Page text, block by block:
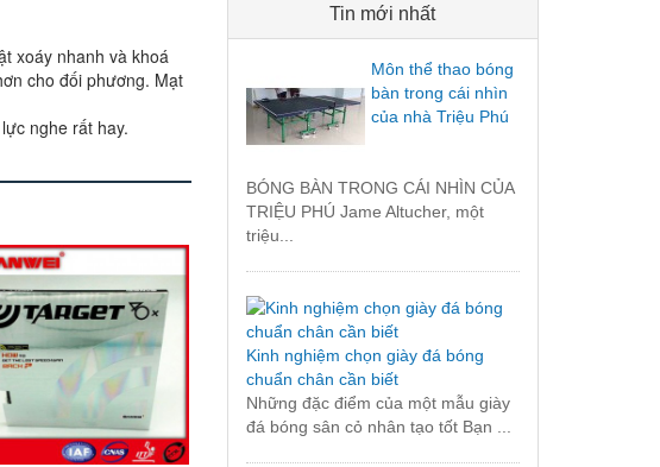
xoáy nhanh và khoá
cho đối phương. Mạt
nghe rất hay.
Tin mới nhất
Môn thể thao bóng
bàn trong cái nhìn
của nhà Triệu Phú
BÓNG BÀN TRONG CÁI NHÌN CỦA
TRIỆU PHÚ Jame Altucher, một
triệu...
Kinh nghiệm chọn giày đá bóng
chuẩn chân cần biết
Những đặc điểm của một mẫu giày
đá bóng sân cỏ nhân tạo tốt Bạn ...